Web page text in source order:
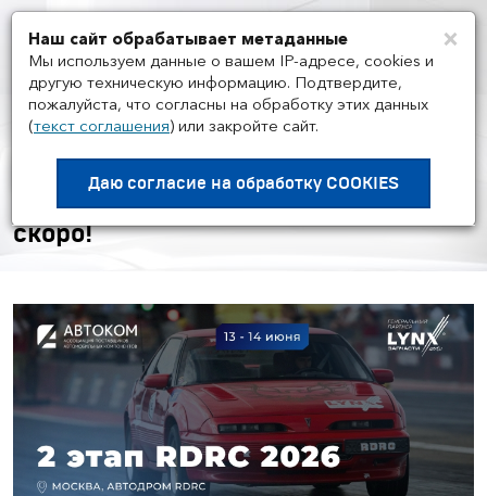
НОВОСТИ ГРУППЫ И РЫНКА
Готовьтесь к скорости: 2 этап
Чемпионата RDRC 2025 уже совсем
скоро!
×
Наш сайт обрабатывает метаданные
Мы используем данные о вашем IP-адресе, cookies и
другую техническую информацию. Подтвердите,
пожалуйста, что согласны на обработку этих данных
(текст соглашения) или закройте сайт.
Даю согласие на обработку COOKIES